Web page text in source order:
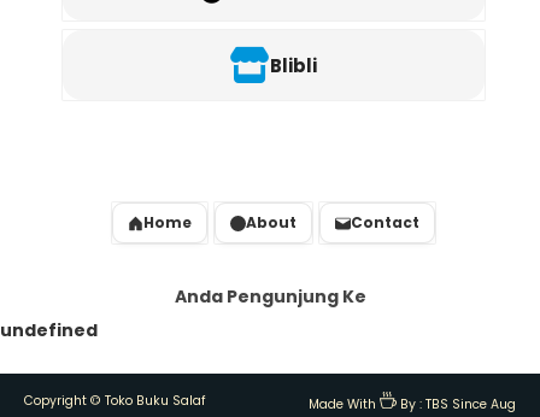
Blibli
Home About Contact
Anda Pengunjung Ke
undefined
Copyright © Toko Buku Salaf Made With By : TBS Since Aug